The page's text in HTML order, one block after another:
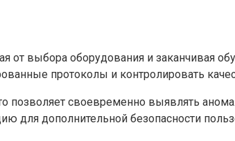
выбора оборудования и заканчивая
протоколы и контролировать
позволяет своевременно выявлять
для дополнительной безопасности